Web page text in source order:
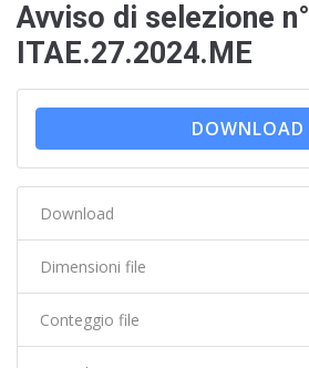
Avviso di selezione n°
ITAE.27.2024.ME
DOWNLOAD
Download
Dimensioni file
Conteggio file